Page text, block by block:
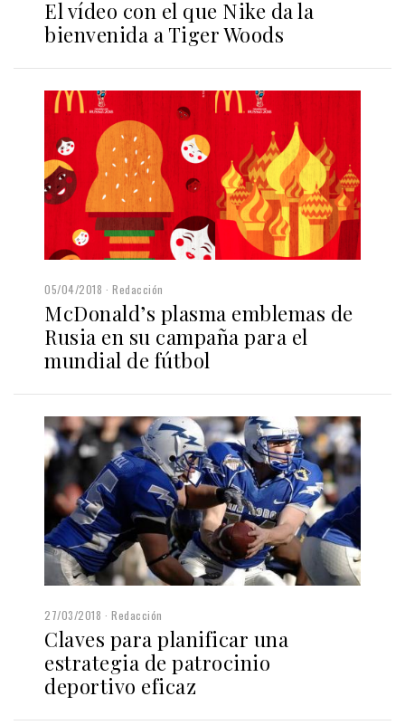
El vídeo con el que Nike da la
bienvenida a Tiger Woods
05/04/2018 Redacción
McDonald’s plasma emblemas de
Rusia en su campaña para el
mundial de fútbol
27/03/2018 Redacción
Claves para planificar una
estrategia de patrocinio
deportivo eficaz